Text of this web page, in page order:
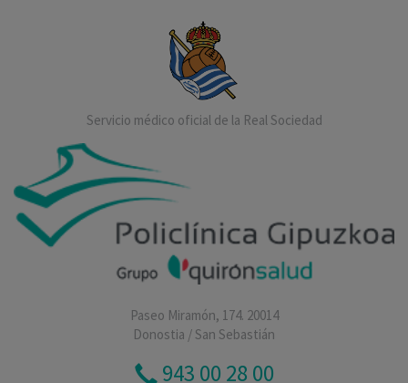
Servicio médico oficial de la Real Sociedad
Paseo Miramón, 174. 20014
Donostia / San Sebastián
943 00 28 00